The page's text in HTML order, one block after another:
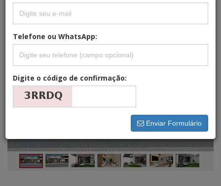
CASA JD SÃO CAETANO
Telefone ou WhatsApp:
Digite o código de confirmação:
Enviar Formulário